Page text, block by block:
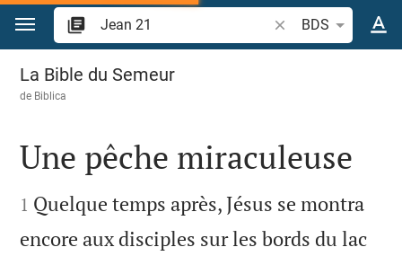
Aller vers contenu
Recherche d'un
BDS
Jean 21
La Bible du Semeur
de Biblica

Une pêche miraculeuse

1 Quelque temps après, Jésus se montra
encore aux disciples sur les bords du lac